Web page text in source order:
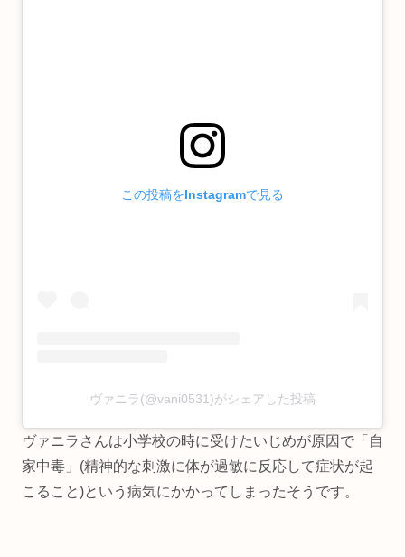
この投稿をInstagramで見る
ヴァニラ(@vani0531)がシェアした投稿
ヴァニラさんは小学校の時に受けたいじめが原因で「自
家中毒」(精神的な刺激に体が過敏に反応して症状が起
こること)という病気にかかってしまったそうです。